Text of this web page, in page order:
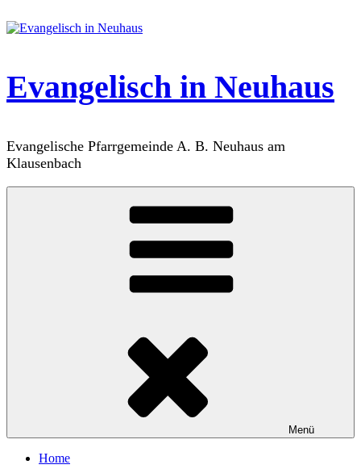
Inhalt
Evangelisch in Neuhaus
Evangelische Pfarrgemeinde A. B. Neuhaus am
Klausenbach
Menü
Home